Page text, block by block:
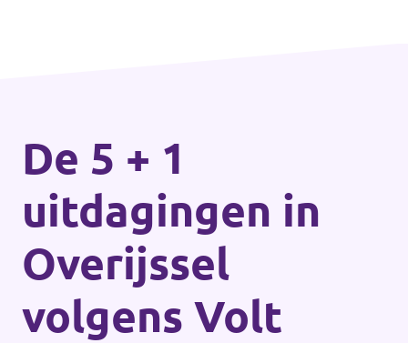
De 5 + 1
uitdagingen in
Overijssel
volgens Volt